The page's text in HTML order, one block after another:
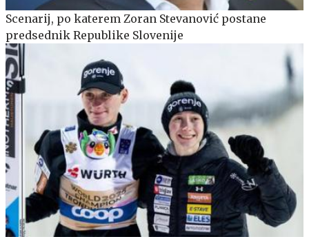
Scenarij, po katerem Zoran Stevanović postane
predsednik Republike Slovenije